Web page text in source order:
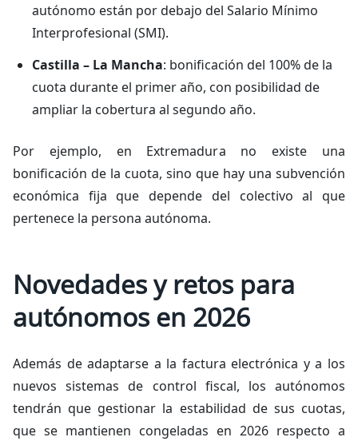
autónomo están por debajo del Salario Mínimo
Interprofesional (SMI).
Castilla – La Mancha: bonificación del 100% de la
cuota durante el primer año, con posibilidad de
ampliar la cobertura al segundo año.
Por ejemplo, en Extremadura no existe una
bonificación de la cuota, sino que hay una subvención
económica fija que depende del colectivo al que
pertenece la persona autónoma.
Novedades y retos para
autónomos en 2026
Además de adaptarse a la factura electrónica y a los
nuevos sistemas de control fiscal, los autónomos
tendrán que gestionar la estabilidad de sus cuotas,
que se mantienen congeladas en 2026 respecto a